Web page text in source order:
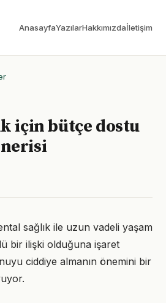
AnasayfaYazılarHakkımızdaİletişim
için bütçe dostu
sağlık ile uzun vadeli yaşam
bir ilişki olduğuna işaret
ciddiye almanın önemini bir